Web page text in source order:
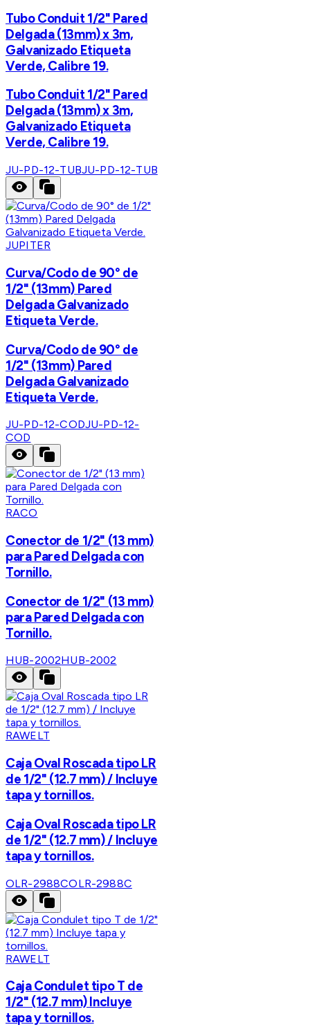
Tubo Conduit 1/2" Pared
Delgada (13mm) x 3m,
Galvanizado Etiqueta
Verde, Calibre 19.
Tubo Conduit 1/2" Pared
Delgada (13mm) x 3m,
Galvanizado Etiqueta
Verde, Calibre 19.
JU-PD-12-TUBJU-PD-12-TUB
JUPITER
Curva/Codo de 90° de
1/2" (13mm) Pared
Delgada Galvanizado
Etiqueta Verde.
Curva/Codo de 90° de
1/2" (13mm) Pared
Delgada Galvanizado
Etiqueta Verde.
JU-PD-12-CODJU-PD-12-
COD
RACO
Conector de 1/2" (13 mm)
para Pared Delgada con
Tornillo.
Conector de 1/2" (13 mm)
para Pared Delgada con
Tornillo.
HUB-2002HUB-2002
RAWELT
Caja Oval Roscada tipo LR
de 1/2" (12.7 mm) / Incluye
tapa y tornillos.
Caja Oval Roscada tipo LR
de 1/2" (12.7 mm) / Incluye
tapa y tornillos.
OLR-2988COLR-2988C
RAWELT
Caja Condulet tipo T de
1/2" (12.7 mm) Incluye
tapa y tornillos.